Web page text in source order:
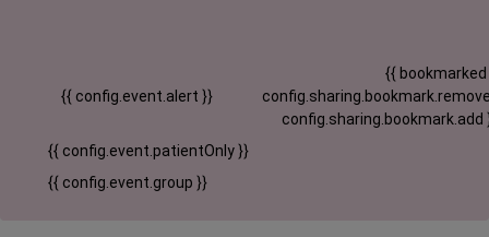
{{ config.event.alert }}
{{ bookmarked
config.sharing.bookmark.add
{{ config.event.patientOnly }}
{{ config.event.group }}